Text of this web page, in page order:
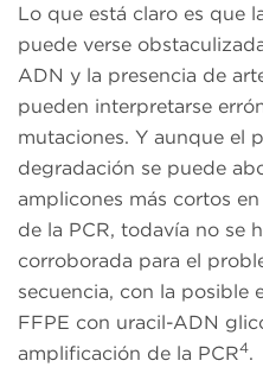
Lo que está claro es que
puede verse
ADN y la presencia de
pueden interpretarse
mutaciones. Y aunque el
degradación se puede
amplicones más cortos
de la PCR, todavía no se
corroborada para el
secuencia, con la posible
FFPE con uracil-ADN
amplificación de la PCR4.